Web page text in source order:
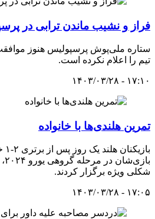
فراز و نشیب ماندن ترابی در
ستاره ملی‌پوش پرسپولیس هنوز
تیم را اعلام نکرده است.
۱۷:۱۰ - ۱۴۰۳/۰۳/۲۸
تمرین هلندی‌ها با خانواده
شکلی ویژه برگزار کردند.
۱۷:۰۵ - ۱۴۰۳/۰۳/۲۸